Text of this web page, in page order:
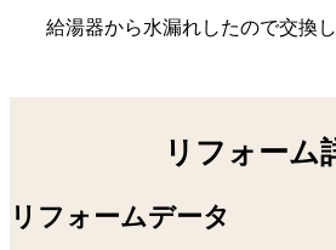
給湯器から水漏れしたので交換し
リフォーム
リフォームデータ